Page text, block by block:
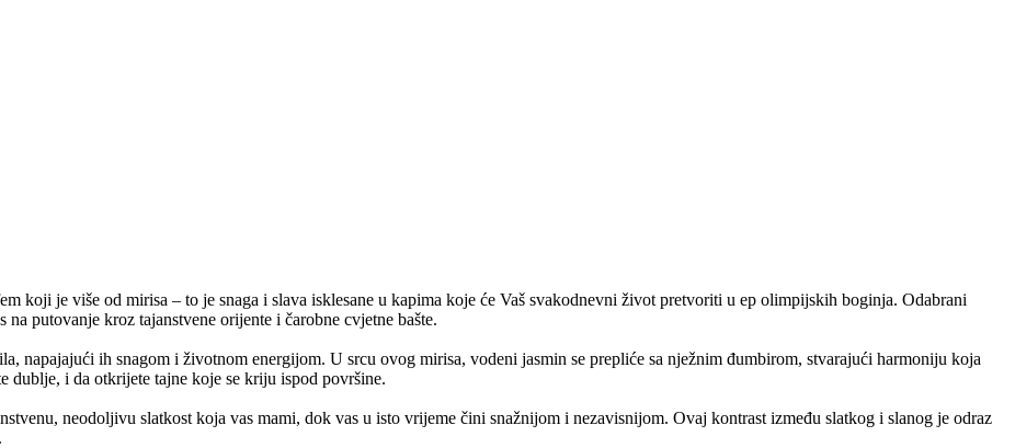
koji je više od mirisa – to je snaga i slava isklesane u kapima koje će Vaš svakodnevni život pretvoriti u ep olimpijskih boginja. Odabrani
putovanje kroz tajanstvene orijente i čarobne cvjetne bašte.
napajajući ih snagom i životnom energijom. U srcu ovog mirisa, vodeni jasmin se prepliće sa nježnim đumbirom, stvarajući harmoniju koja
dublje, i da otkrijete tajne koje se kriju ispod površine.
neodoljivu slatkost koja vas mami, dok vas u isto vrijeme čini snažnijom i nezavisnijom. Ovaj kontrast između slatkog i slanog je odraz